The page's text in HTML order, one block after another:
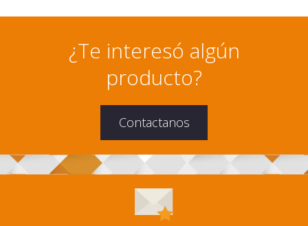
¿Te interesó algún
producto?
Contactanos